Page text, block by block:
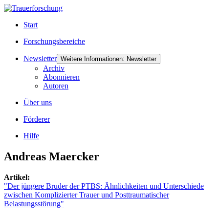
Start
Forschungsbereiche
Newsletter Weitere Informationen: Newsletter
Archiv
Abonnieren
Autoren
Über uns
Förderer
Hilfe
Andreas Maercker
Artikel:
"Der jüngere Bruder der PTBS: Ähnlichkeiten und Unterschiede
zwischen Komplizierter Trauer und Posttraumatischer
Belastungsstörung"